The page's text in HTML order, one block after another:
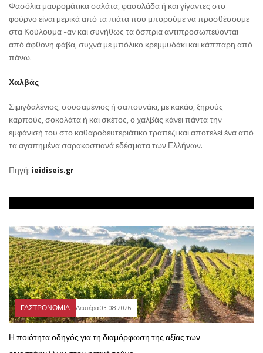
Φασόλια μαυρομάτικα σαλάτα, φασολάδα ή και γίγαντες στο
φούρνο είναι μερικά από τα πιάτα που μπορούμε να προσθέσουμε
στα Κούλουμα -αν και συνήθως τα όσπρια αντιπροσωπεύονται
από άφθονη φάβα, συχνά με μπόλικο κρεμμυδάκι και κάππαρη από
πάνω.
Χαλβάς
Σιμιγδαλένιος, σουσαμένιος ή σαπουνάκι, με κακάο, ξηρούς
καρπούς, σοκολάτα ή και σκέτος, ο χαλβάς κάνει πάντα την
εμφάνισή του στο καθαροδευτεριάτικο τραπέζι και αποτελεί ένα από
τα αγαπημένα σαρακοστιανά εδέσματα των Ελλήνων.
Πηγή: ieidiseis.gr
ΓΑΣΤΡΟΝΟΜΙΑ Δευτέρα 03.08.2026
Η ποιότητα οδηγός για τη διαμόρφωση της αξίας των